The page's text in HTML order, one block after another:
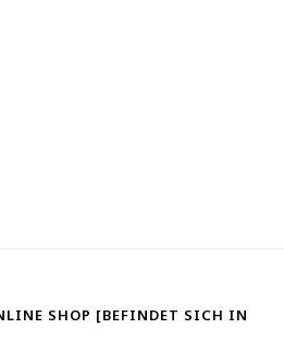
SHOP [BEFINDET SICH IN